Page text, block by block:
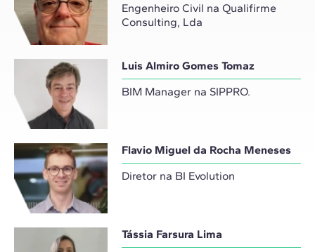
Engenheiro Civil na Qualifirme
Consulting, Lda
Luis Almiro Gomes Tomaz
BIM Manager na SIPPRO.
Flavio Miguel da Rocha Meneses
Diretor na BI Evolution
Tássia Farsura Lima